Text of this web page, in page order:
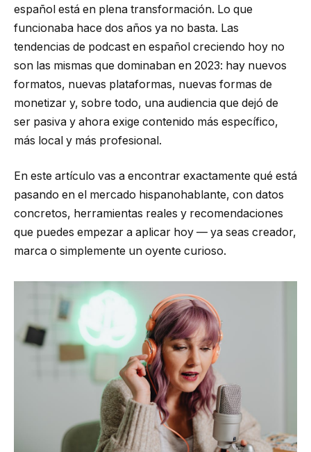
español está en plena transformación. Lo que
funcionaba hace dos años ya no basta. Las
tendencias de podcast en español creciendo hoy no
son las mismas que dominaban en 2023: hay nuevos
formatos, nuevas plataformas, nuevas formas de
monetizar y, sobre todo, una audiencia que dejó de
ser pasiva y ahora exige contenido más específico,
más local y más profesional.
En este artículo vas a encontrar exactamente qué está
pasando en el mercado hispanohablante, con datos
concretos, herramientas reales y recomendaciones
que puedes empezar a aplicar hoy — ya seas creador,
marca o simplemente un oyente curioso.